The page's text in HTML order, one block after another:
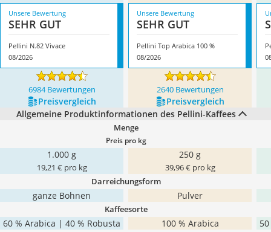
Unsere Bewertung
SEHR GUT
Pellini N.82 Vivace
08/2026
Unsere Bewertung
SEHR GUT
Pellini Top Arabica 100 %
08/2026
6984 Bewertungen 2640 Bewertungen
Preis­vergleich
Preis­vergleich
Allgemeine Produktinformationen des Pellini-Kaffees
Menge
Preis pro kg
1.000 g
19,21 € pro kg
250 g
39,96 € pro kg
Darreichungsform
ganze Bohnen Pulver
Kaffeesorte
60 % Arabica | 40 % Robusta 100 % Arabica